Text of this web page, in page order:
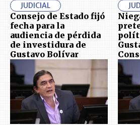
JUDICIAL
Consejo de Estado fijó
fecha para la
audiencia de pérdida
de investidura de
Gustavo Bolívar